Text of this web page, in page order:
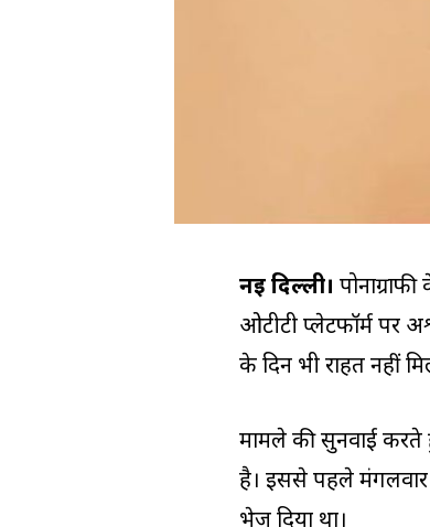
नई दिल्ली।
ओटीटी प्लेटफॉर्म पर
के दिन भी राहत नहीं
मामले की सुनवाई करते
है। इससे पहले मंगलवार
भेज दिया था।